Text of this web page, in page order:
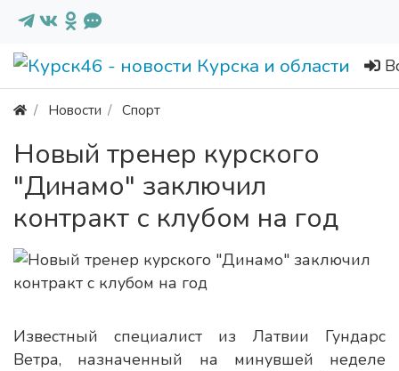
Новости Спорт
Новый тренер курского
"Динамо" заключил
контракт с клубом на год
Известный специалист из Латвии Гундарс
Ветра, назначенный на минувшей неделе